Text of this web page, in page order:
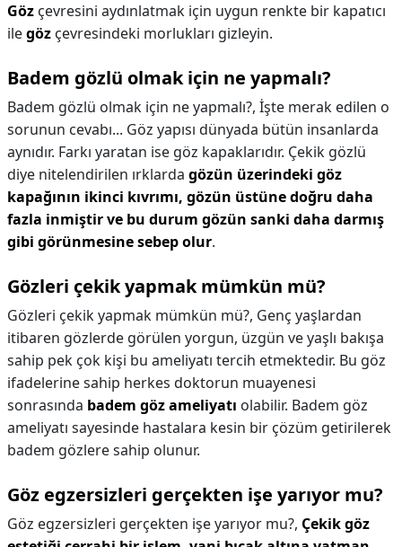
Göz çevresini aydınlatmak için uygun renkte bir kapatıcı
ilegöz çevresindeki morlukları gizleyin.
Badem gözlü olmak için ne yapmalı?
Badem gözlü olmak için ne yapmalı?, İşte merak edilen o
sorunun cevabı... Göz yapısı dünyada bütün insanlarda
aynıdır. Farkı yaratan ise göz kapaklarıdır. Çekik gözlü
diye nitelendirilen ırklarda gözün üzerindeki göz
kapağının ikinci kıvrımı, gözün üstüne doğru daha
fazla inmiştir ve bu durum gözün sanki daha darmış
gibi görünmesine sebep olur.
Gözleri çekik yapmak mümkün mü?
Gözleri çekik yapmak mümkün mü?, Genç yaşlardan
itibaren gözlerde görülen yorgun, üzgün ve yaşlı bakışa
sahip pek çok kişi bu ameliyatı tercih etmektedir. Bu göz
ifadelerine sahip herkes doktorun muayenesi
sonrasında badem göz ameliyatı olabilir. Badem göz
ameliyatı sayesinde hastalara kesin bir çözüm getirilerek
badem gözlere sahip olunur.
Göz egzersizleri gerçekten işe yarıyor mu?
Göz egzersizleri gerçekten işe yarıyor mu?, Çekik göz